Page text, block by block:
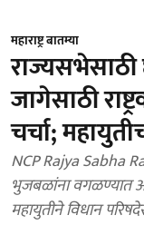
महाराष्ट्र बातम्या
जागेसाठी
चर्चा;
NCP Rajya Sabha
भुजबळांना वगळण्यात
महायुतीने विधान